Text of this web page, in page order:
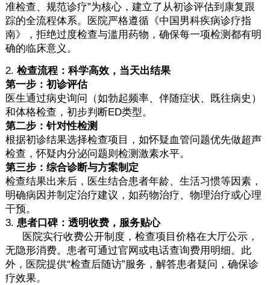
准检查、规范诊疗”为核心，建立了从初诊评估到康复跟
踪的全流程体系。医院严格遵循《中国男科疾病诊疗指
南》，拒绝过度检查与滥用药物，确保每一项检测都有明
确的临床意义。
2. 检查流程：科学高效，当天出结果
第一步：初诊评估
医生通过病史询问（如勃起频率、伴随症状、既往病史）
和体格检查，初步判断ED类型。
第二步：针对性检测
根据初诊结果选择检查项目，如怀疑血管问题优先做超声
检查，怀疑内分泌问题则检测激素水平。
第三步：综合诊断与方案制定
检查结果出来后，医生结合患者年龄、生活习惯等因素，
明确病因并制定治疗建议，如药物治疗、物理治疗或心理
干预。
3. 患者口碑：透明收费，服务贴心
医院实行收费公开制度，检查项目价格在大厅公示，
无隐形消费。患者可通过官网或电话查询费用明细。此
外，医院提供“检查后随访”服务，解答患者疑问，确保诊
疗效果。